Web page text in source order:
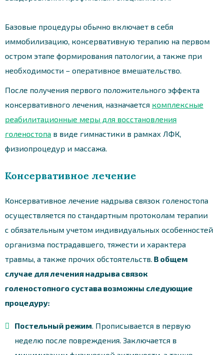
Базовые процедуры обычно включает в себя
иммобилизацию, консервативную терапию на первом
остром этапе формирования патологии, а также при
необходимости – оперативное вмешательство.
После получения первого положительного эффекта
консервативного лечения, назначается комплексные
реабилитационные меры для восстановления
голеностопа в виде гимнастики в рамках ЛФК,
физиопроцедур и массажа.
Консервативное лечение
Консервативное лечение надрыва связок голеностопа
осуществляется по стандартным протоколам терапии
с обязательным учетом индивидуальных особенностей
организма пострадавшего, тяжести и характера
травмы, а также прочих обстоятельств. В общем
случае для лечения надрыва связок
голеностопного сустава возможны следующие
процедуру:
Постельный режим . Прописывается в первую
неделю после повреждения. Заключается в